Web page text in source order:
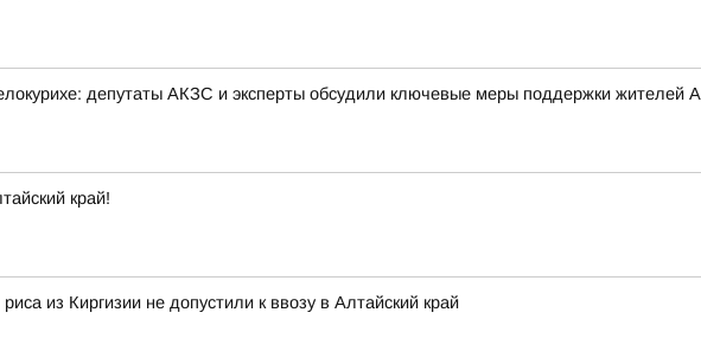
депутаты АКЗС и эксперты обсудили ключевые меры поддержки жителей
край!
из Киргизии не допустили к ввозу в Алтайский край